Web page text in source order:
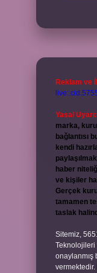
Reklam ve
Yasal Uyarı:
marka,
bağlantısı
kendi
haber
ve kişiler
Gerçek
tamamen
taslak
Sitemiz,
Teknolojileri
onaylanmış